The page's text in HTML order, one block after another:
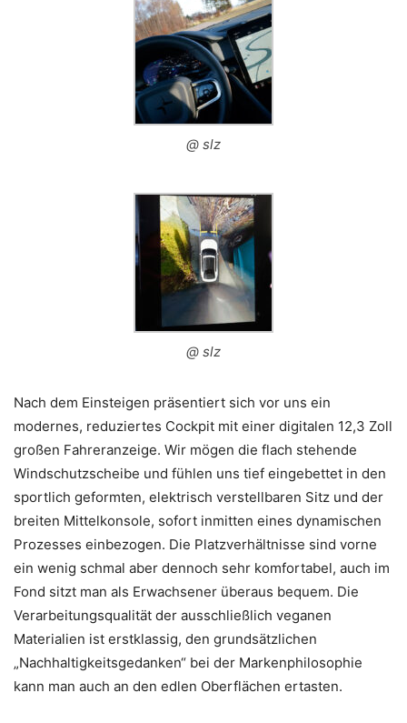
@ slz
@ slz
Nach dem Einsteigen präsentiert sich vor uns ein
modernes, reduziertes Cockpit mit einer digitalen 12,3 Zoll
großen Fahreranzeige. Wir mögen die flach stehende
Windschutzscheibe und fühlen uns tief eingebettet in den
sportlich geformten, elektrisch verstellbaren Sitz und der
breiten Mittelkonsole, sofort inmitten eines dynamischen
Prozesses einbezogen. Die Platzverhältnisse sind vorne
ein wenig schmal aber dennoch sehr komfortabel, auch im
Fond sitzt man als Erwachsener überaus bequem. Die
Verarbeitungsqualität der ausschließlich veganen
Materialien ist erstklassig, den grundsätzlichen
„Nachhaltigkeitsgedanken“ bei der Markenphilosophie
kann man auch an den edlen Oberflächen ertasten.